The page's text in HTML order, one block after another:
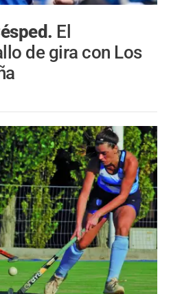
El
de gira con Los